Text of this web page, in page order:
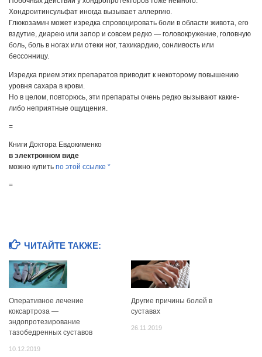
Хондроитинсульфат иногда вызывает аллергию.
Глюкозамин может изредка спровоцировать боли в области живота, его
вздутие, диарею или запор и совсем редко — головокружение, головную
боль, боль в ногах или отеки ног, тахикардию, сонливость или
бессонницу.
Изредка прием этих препаратов приводит к некоторому повышению
уровня сахара в крови.
Но в целом, повторюсь, эти препараты очень редко вызывают какие-
либо неприятные ощущения.
=
Книги Доктора Евдокименко
в электронном виде
можно купить по этой ссылке *
=
ЧИТАЙТЕ ТАКЖЕ:
Оперативное лечение
коксартроза —
эндопротезирование
тазобедренных суставов
10.12.2019
Другие причины болей в
суставах
26.11.2019